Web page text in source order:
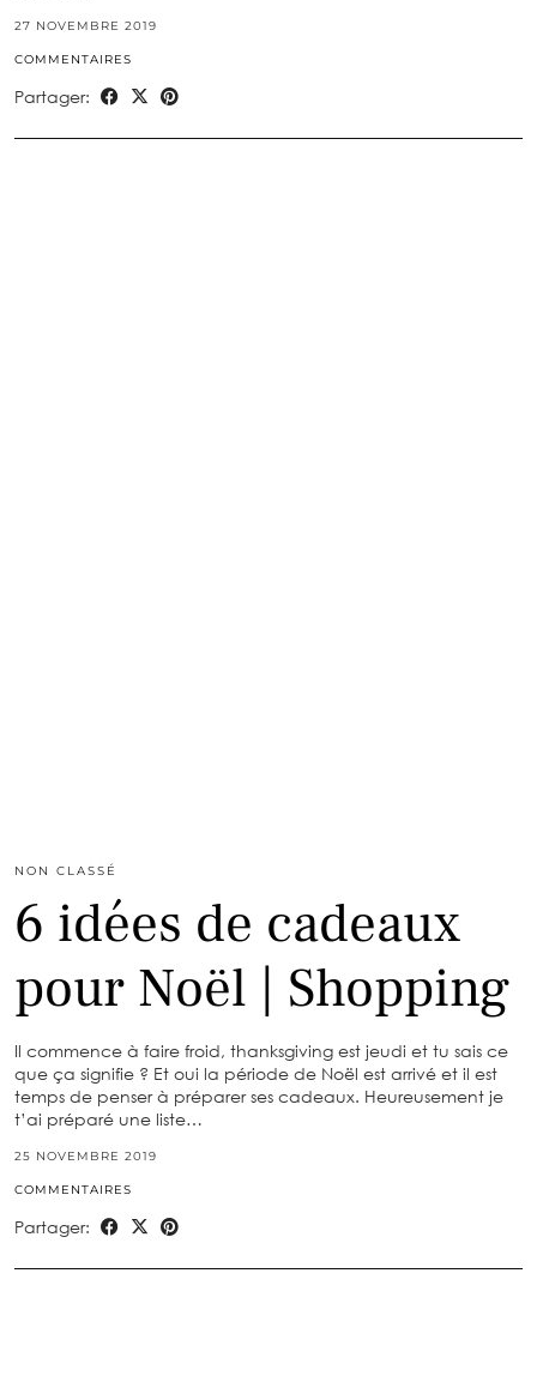
27 NOVEMBRE 2019
COMMENTAIRES
Partager:
NON CLASSÉ
6 idées de cadeaux
pour Noël | Shopping
Il commence à faire froid, thanksgiving est jeudi et tu sais ce
que ça signifie ? Et oui la période de Noël est arrivé et il est
temps de penser à préparer ses cadeaux. Heureusement je
t’ai préparé une liste…
25 NOVEMBRE 2019
COMMENTAIRES
Partager: